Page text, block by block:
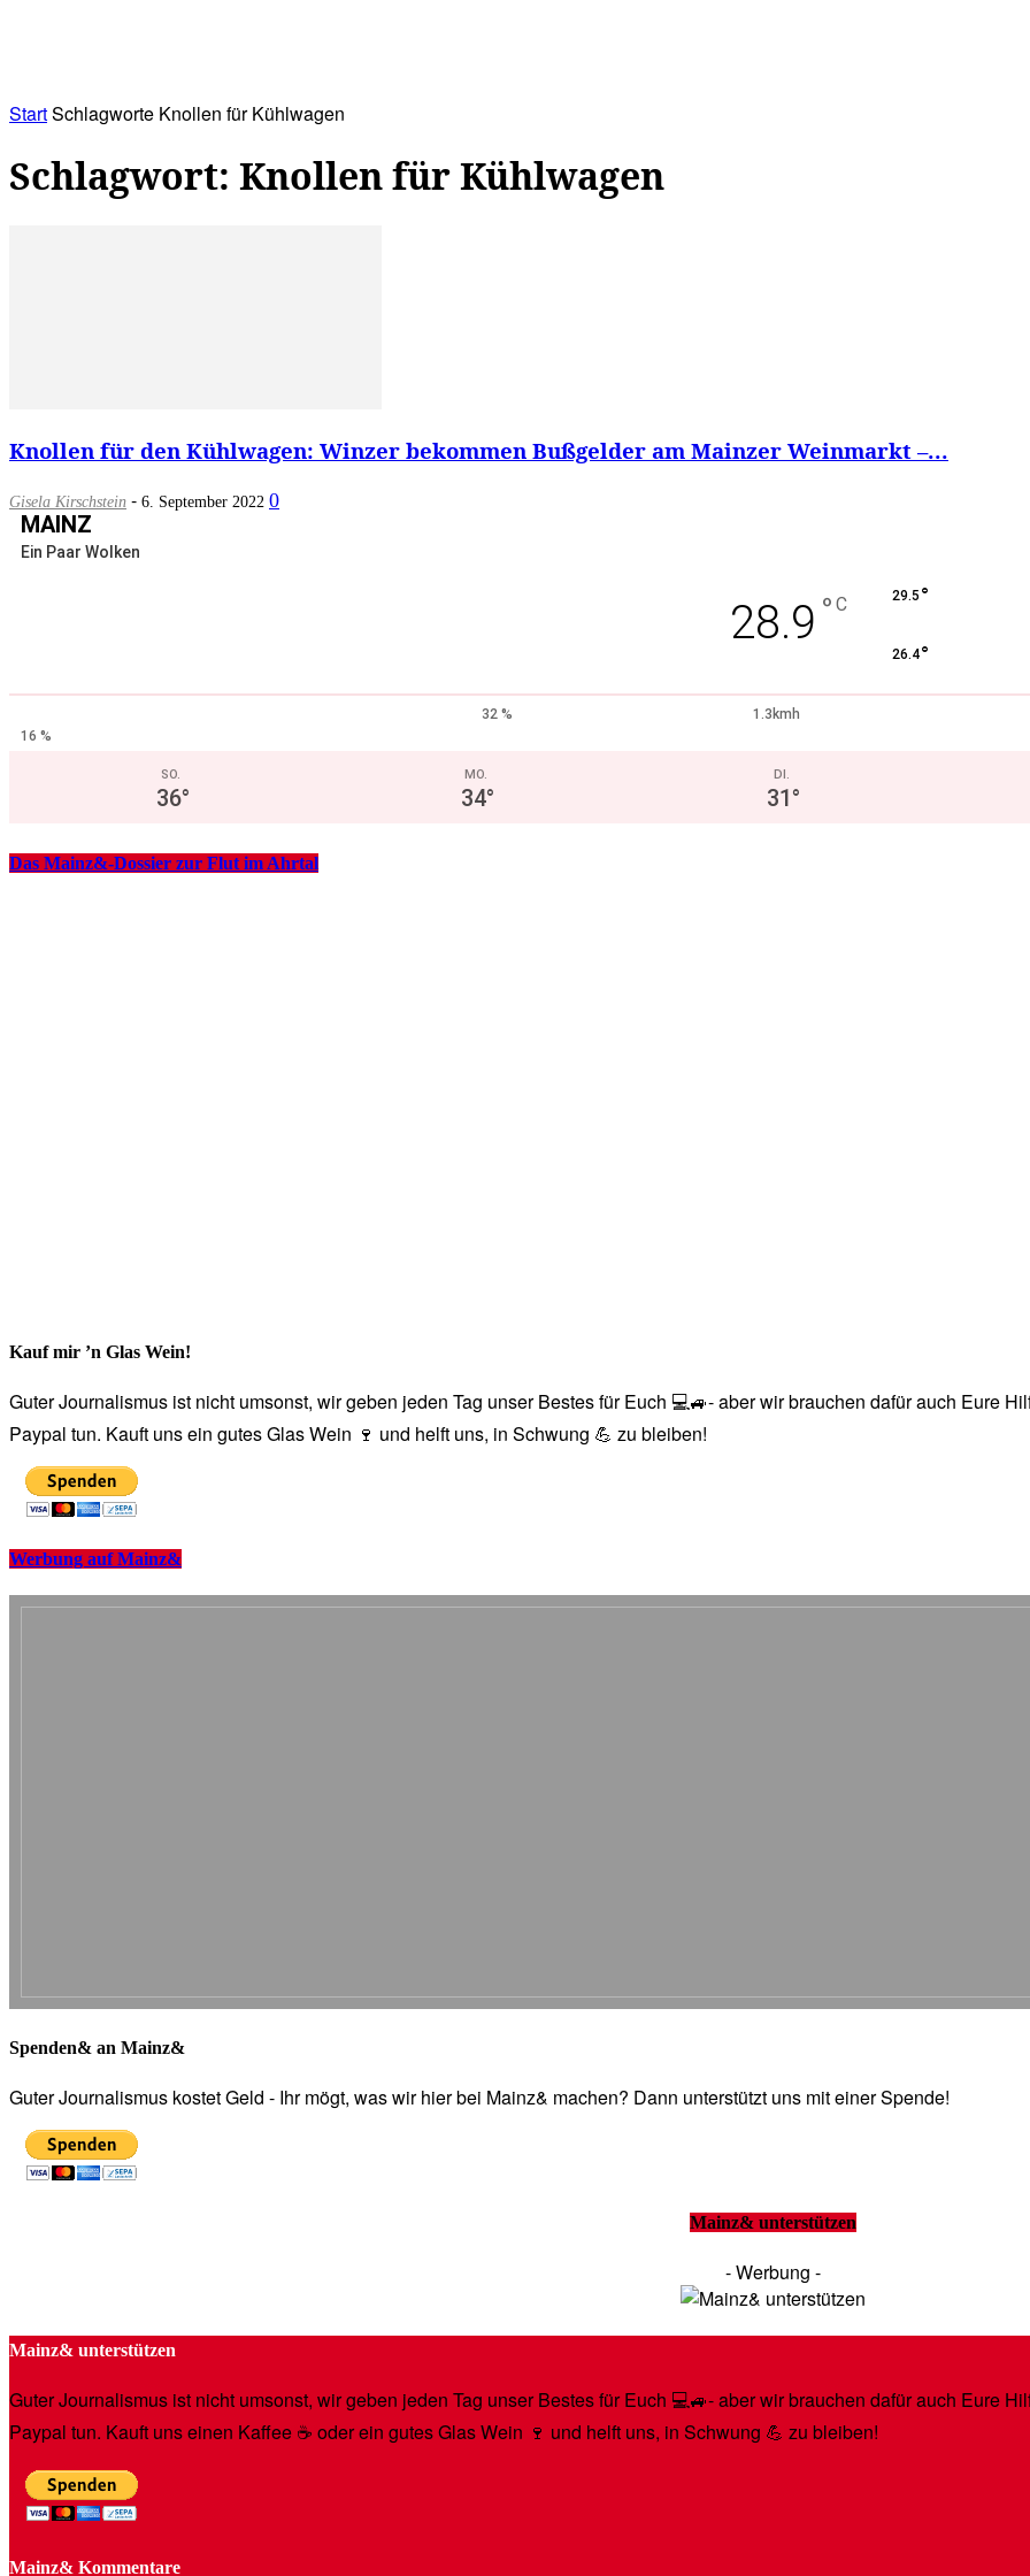
StartSchlagworte Knollen für Kühlwagen
Schlagwort: Knollen für Kühlwagen
Knollen für den Kühlwagen: Winzer bekommen Bußgelder am Mainzer Weinmarkt –...
Gisela Kirschstein - 6. September 2022 0
MAINZ
Ein Paar Wolken
28.9 ° C 29.5 °
26.4°
32 %
1.3kmh
16 %
SO.
36°
MO.
34°
DI.
31°
Das Mainz&-Dossier zur Flut im Ahrtal
Kauf mir ’n Glas Wein!
Guter Journalismus ist nicht umsonst, wir geben jeden Tag unser Bestes für Euch 💻🚙- aber wir brauchen dafür auch Eure
Paypal tun. Kauft uns ein gutes Glas Wein 🍷 und helft uns, in Schwung 💪 zu bleiben!
Werbung auf Mainz&
Spenden& an Mainz&
Guter Journalismus kostet Geld - Ihr mögt, was wir hier bei Mainz& machen? Dann unterstützt uns mit einer Spende!
Mainz& unterstützen
- Werbung -
Mainz& unterstützen
Guter Journalismus ist nicht umsonst, wir geben jeden Tag unser Bestes für Euch 💻🚙- aber wir brauchen dafür auch Eure
Paypal tun. Kauft uns einen Kaffee ☕️ oder ein gutes Glas Wein 🍷 und helft uns, in Schwung 💪 zu bleiben!
Mainz& Kommentare